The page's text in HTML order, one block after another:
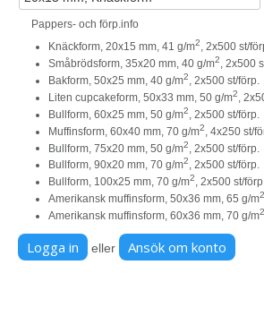
Pappers- och förp.info
Knäckform, 20x15 mm, 41 g/m2
, 2x500 st/
Småbrödsform, 35x20 mm, 40 g/m2
, 2x500
Bakform, 50x25 mm, 40 g/m2
, 2x500 st/förp.
Liten cupcakeform, 50x33 mm, 50 g/m2
,
Bullform, 60x25 mm, 50 g/m2
, 2x500 st/förp.
Muffinsform, 60x40 mm, 70 g/m2
, 4x250 st/
Bullform, 75x20 mm, 50 g/m2
, 2x500 st/förp.
Bullform, 90x20 mm, 70 g/m2
, 2x500 st/förp.
Bullform, 100x25 mm, 70 g/m2
, 2x500 st/förp.
Amerikansk muffinsform, 50x36 mm, 65 g/m2
Amerikansk muffinsform, 60x36 mm, 70 g/m2
Logga in eller Ansök om konto